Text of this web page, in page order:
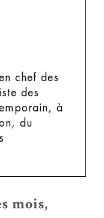
chef des
des
à
du
mois,